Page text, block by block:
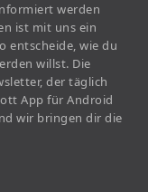
werden
ist mit uns ein
entscheide, wie du
willst. Die
der täglich
App für Android
wir bringen dir die